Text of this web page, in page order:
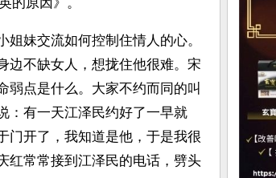
妹交流如何控制住情人的心。
边不缺女人，想拢住他很难。宋
弱点是什么。大家不约而同的叫
：有一天江泽民约好了一早就
门开了，我知道是他，于是我很
红常常接到江泽民的电话，劈头